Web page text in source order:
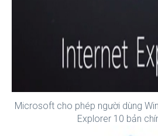
Microsoft cho phép người dùng
Explorer 10 bản